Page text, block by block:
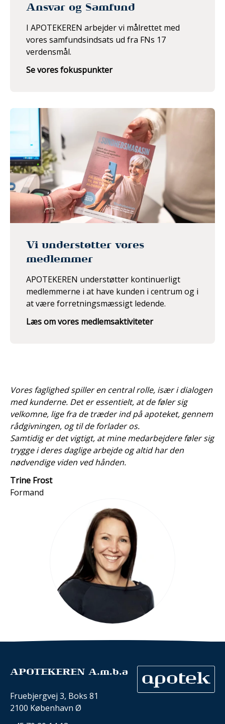
Ansvar og Samfund
I APOTEKEREN arbejder vi målrettet med
vores samfundsindsats ud fra FNs 17
verdensmål.
Se vores fokuspunkter
Vi understøtter vores
medlemmer
APOTEKEREN understøtter kontinuerligt
medlemmerne i at have kunden i centrum og i
at være forretningsmæssigt ledende.
Læs om vores medlemsaktiviteter
Vores faglighed spiller en central rolle, især i dialogen
med kunderne. Det er essentielt, at de føler sig
velkomne, lige fra de træder ind på apoteket, gennem
rådgivningen, og til de forlader os.
Samtidig er det vigtigt, at mine medarbejdere føler sig
trygge i deres daglige arbejde og altid har den
nødvendige viden ved hånden.
Trine Frost
Formand
APOTEKEREN A.m.b.a
Fruebjergvej 3, Boks 81
2100 København Ø